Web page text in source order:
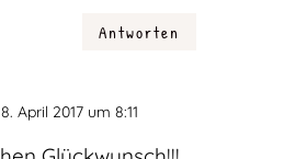
Antworten
April 2017 um 8:11